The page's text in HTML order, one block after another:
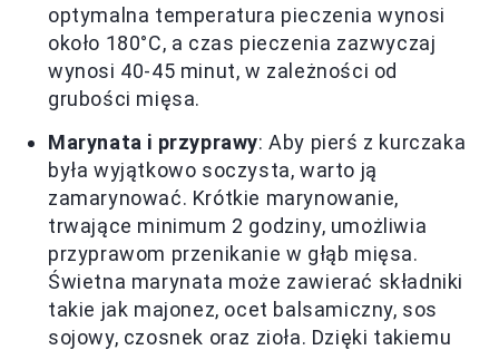
optymalna temperatura pieczenia wynosi
około 180°C, a czas pieczenia zazwyczaj
wynosi 40-45 minut, w zależności od
grubości mięsa.
Marynata i przyprawy: Aby pierś z kurczaka
była wyjątkowo soczysta, warto ją
zamarynować. Krótkie marynowanie,
trwające minimum 2 godziny, umożliwia
przyprawom przenikanie w głąb mięsa.
Świetna marynata może zawierać składniki
takie jak majonez, ocet balsamiczny, sos
sojowy, czosnek oraz zioła. Dzięki takiemu